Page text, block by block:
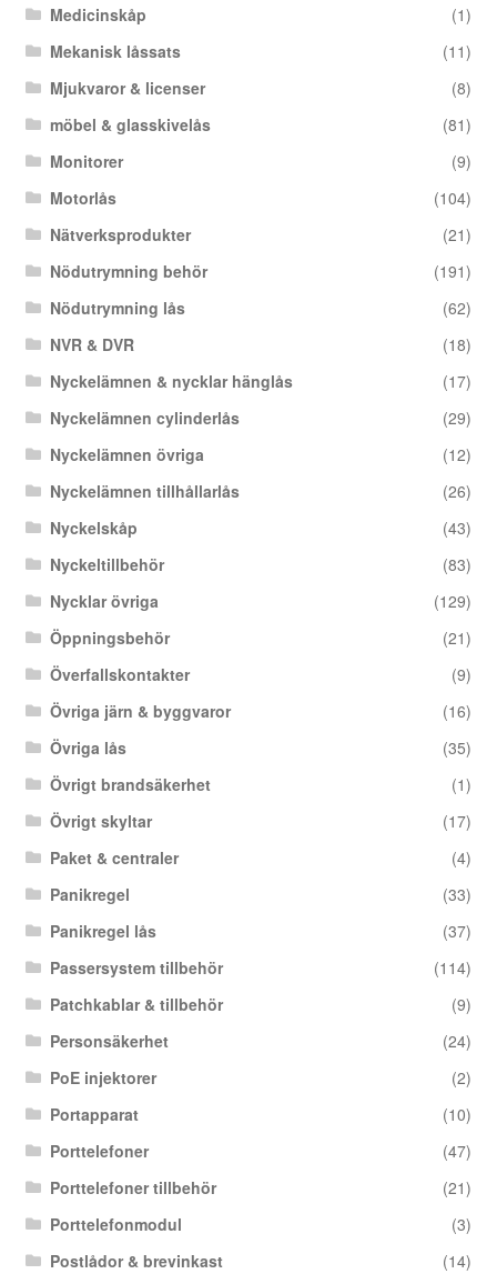
Medicinskåp
(1)
Mekanisk låssats
(11)
Mjukvaror & licenser
(8)
möbel & glasskivelås
(81)
Monitorer
(9)
Motorlås
(104)
Nätverksprodukter
(21)
Nödutrymning behör
(191)
Nödutrymning lås
(62)
NVR & DVR
(18)
Nyckelämnen & nycklar hänglås
(17)
Nyckelämnen cylinderlås
(29)
Nyckelämnen övriga
(12)
Nyckelämnen tillhållarlås
(26)
Nyckelskåp
(43)
Nyckeltillbehör
(83)
Nycklar övriga
(129)
Öppningsbehör
(21)
Överfallskontakter
(9)
Övriga järn & byggvaror
(16)
Övriga lås
(35)
Övrigt brandsäkerhet
(1)
Övrigt skyltar
(17)
Paket & centraler
(4)
Panikregel
(33)
Panikregel lås
(37)
Passersystem tillbehör
(114)
Patchkablar & tillbehör
(9)
Personsäkerhet
(24)
PoE injektorer
(2)
Portapparat
(10)
Porttelefoner
(47)
Porttelefoner tillbehör
(21)
Porttelefonmodul
(3)
Postlådor & brevinkast
(14)